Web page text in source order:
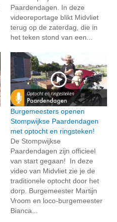
Paardendagen. In deze
videoreportage blikt Midvliet
terug op de zaterdag, die in
het teken stond van een...
Burgemeesters openen
Stompwijkse Paardendagen
met optocht en ringsteken!
De Stompwijkse
Paardendagen zijn officieel
van start gegaan! In deze
video van Midvliet zie je de
traditionele optocht door het
dorp. Burgemeester Martijn
Vroom en loco-burgemeester
Bianca...